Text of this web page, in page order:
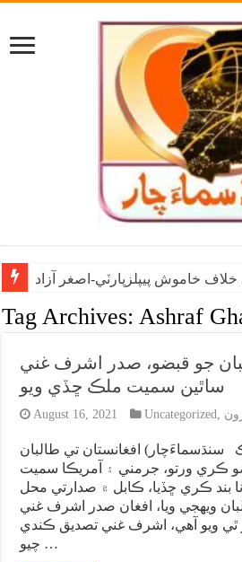
خاموش پيپلزپارٽي-اصغر آزاد
Tag Archives:Ashraf
جو قبضو، صدر اشرف غني
ساٿين سميت ملڪ ڇڏي ويو
August 16, 2021 Uncategorized,
سنڌسماءَچار) افغانستان تي طالبان
ڪري ورتو، جرمني ۽ آمريڪا سميت
بند ڪري ڇڏيا، ڪابل ۾ صدارتي محل
ويهجي ويا، افغان صدر اشرف غني
ٿي ويو آهي، اشرف غني تصديق ڪندي
چيو …